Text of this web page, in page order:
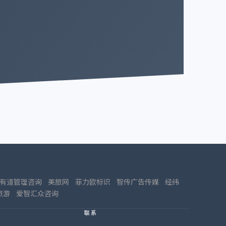
道管理咨询 美旅网 菲力欧标识 智传广告传媒
经纬
游
爱智汇众咨询
联系